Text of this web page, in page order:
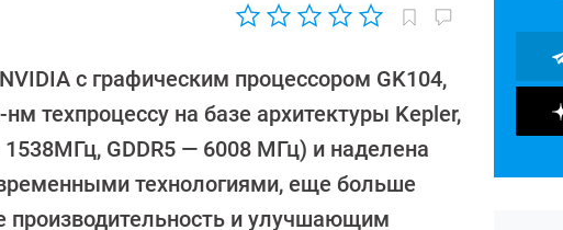
с графическим процессором GK104,
техпроцессу на базе архитектуры Kepler,
GDDR5 — 6008 МГц) и наделена
технологиями, еще больше
и улучшающим